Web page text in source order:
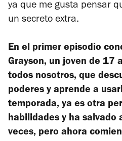
ya que me gusta pensar
un secreto extra.
En el primer episodio
Grayson, un joven de 17
todos nosotros, que
poderes y aprende a
temporada, ya es otra
habilidades y ha salvado
veces, pero ahora